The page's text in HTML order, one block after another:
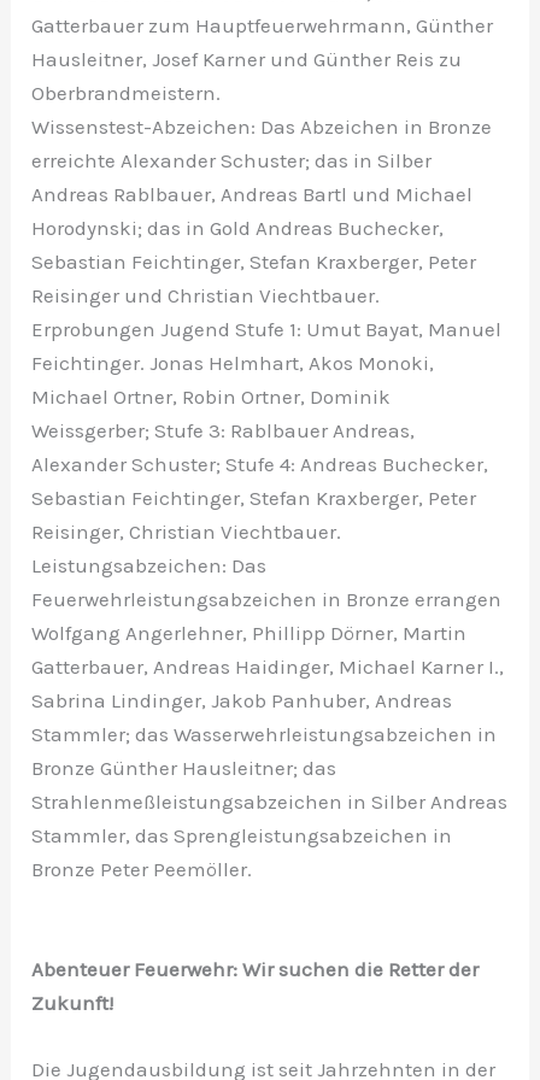
Gatterbauer zum Hauptfeuerwehrmann, Günther
Hausleitner, Josef Karner und Günther Reis zu
Oberbrandmeistern.
Wissenstest-Abzeichen: Das Abzeichen in Bronze
erreichte Alexander Schuster; das in Silber
Andreas Rablbauer, Andreas Bartl und Michael
Horodynski; das in Gold Andreas Buchecker,
Sebastian Feichtinger, Stefan Kraxberger, Peter
Reisinger und Christian Viechtbauer.
Erprobungen Jugend Stufe 1: Umut Bayat, Manuel
Feichtinger. Jonas Helmhart, Akos Monoki,
Michael Ortner, Robin Ortner, Dominik
Weissgerber; Stufe 3: Rablbauer Andreas,
Alexander Schuster; Stufe 4: Andreas Buchecker,
Sebastian Feichtinger, Stefan Kraxberger, Peter
Reisinger, Christian Viechtbauer.
Leistungsabzeichen: Das
Feuerwehrleistungsabzeichen in Bronze errangen
Wolfgang Angerlehner, Phillipp Dörner, Martin
Gatterbauer, Andreas Haidinger, Michael Karner I.,
Sabrina Lindinger, Jakob Panhuber, Andreas
Stammler; das Wasserwehrleistungsabzeichen in
Bronze Günther Hausleitner; das
Strahlenmeßleistungsabzeichen in Silber Andreas
Stammler, das Sprengleistungsabzeichen in
Bronze Peter Peemöller.
Abenteuer Feuerwehr: Wir suchen die Retter der
Zukunft!
Die Jugendausbildung ist seit Jahrzehnten in der